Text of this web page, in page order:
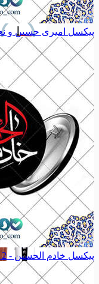
سلامتکده
قلم
قلم
قلم
همه
پیکسل امیری حسین و
پیکسل خادم الحسین - 2